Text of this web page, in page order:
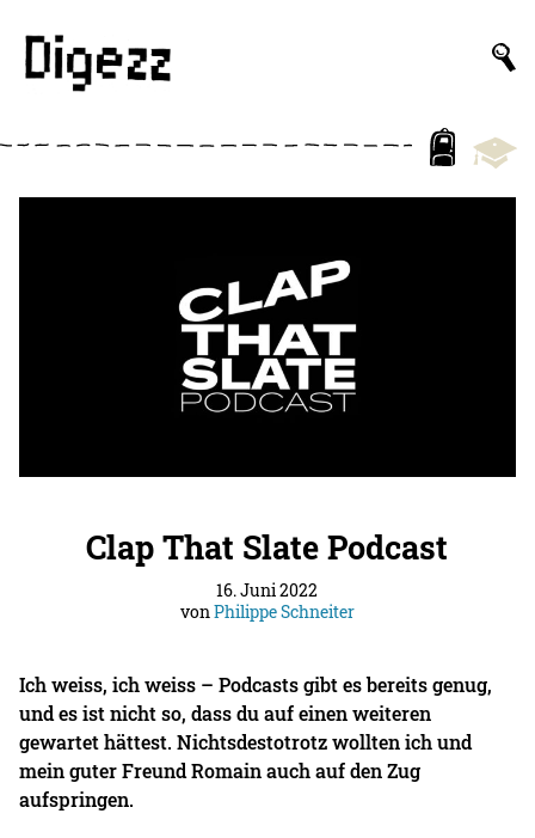
Clap That Slate Podcast
16. Juni 2022
vonPhilippe Schneiter
Ich weiss, ich weiss – Podcasts gibt es bereits genug,
und es ist nicht so, dass du auf einen weiteren
gewartet hättest. Nichtsdestotrotz wollten ich und
mein guter Freund Romain auch auf den Zug
aufspringen.